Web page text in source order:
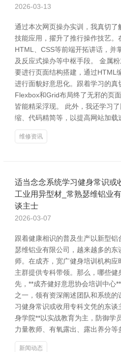
2026-03-13
通过本次网页操办实训，我真切
技能应用，擢升了推行操作技艺。
HTML、CSS等前端开拓讲话，并
及反应式操办等中枢手段。 金属
要进行页面结构搭建，通过HTML
进行面貌好意思化。跟着学习的真
Flexbox和Grid布局终了无邪的页
皆能精采浮现。 此外，我还学习
缩、代码精简等，以提高网站加载
维修资讯
适当念念系统学习健身常识或
工业用异型材_常熟瑟维铝业
谈主士
2026-03-07
跟着健康相识的普及生产以新型
瑟维铝业有限公司，越来越多的
师。在成齐，宽广健身培训机构
主群提供专科带领。那么，哪些
先，**成齐健好意思协会培训中心
之一，领有资深阐述团队和系统
习健身常识或收用专科文凭的东谈
身学院**以实战教育为主，防御学
力量教师、有氧露出、露出养分等
新闻动态